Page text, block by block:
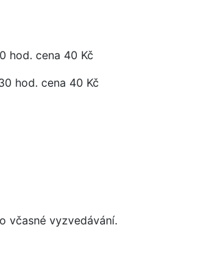
hod. cena 40 Kč
hod. cena 40 Kč
včasné vyzvedávání.